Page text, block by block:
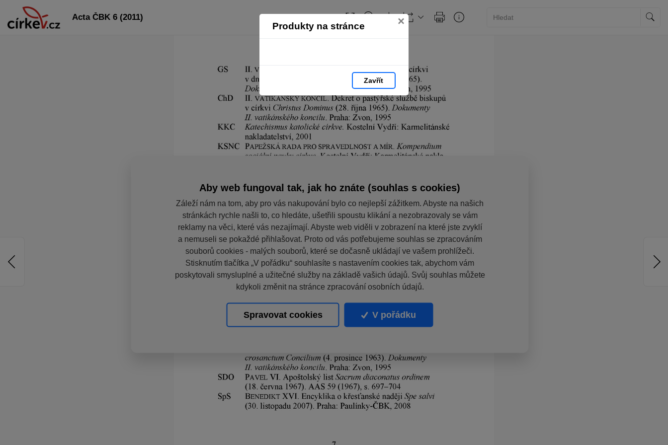
Produkty na stránce ×
Zavřít
Acta ČBK 6 (2011)
Aby web fungoval tak, jak ho znáte (souhlas s cookies)
Záleží nám na tom, aby pro vás nakupování bylo co nejlepší zážitkem. Abyste na našich
stránkách rychle našli to, co hledáte, ušetřili spoustu klikání a nezobrazovaly se vám
reklamy na věci, které vás nezajímají. Abyste web viděli v zobrazení na které jste zvyklí
a nemuseli se pokaždé přihlašovat. Proto od vás potřebujeme souhlas se zpracováním
souborů cookies - malých souborů, které se dočasně ukládají ve vašem prohlížeči.
Stisknutím tlačítka „V pořádku“ souhlasíte s nastavením cookies tak, abychom vám
poskytovali smysluplné a užitečné služby na základě vašich údajů. Svůj souhlas můžete
kdykoli změnit na stránce zpracování osobních údajů.
Spravovat cookies V pořádku